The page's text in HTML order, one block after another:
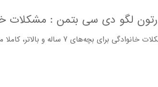
لگو دی سی بتمن : مشکلات
تماشا انیمیشن لگو دی بتمن :